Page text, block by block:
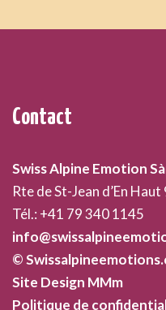
Contact
Swiss Alpine Emotion
Rte de St-Jean d’En
Tél.: +41 79 340 1145
©
Site Design MMm
Politique de